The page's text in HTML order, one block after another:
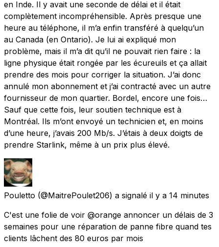
en Inde. Il y avait une seconde de délai et il était
complètement incompréhensible. Après presque une
heure au téléphone, il m’a enfin transféré à quelqu’un
au Canada (en Ontario). Je lui ai expliqué mon
problème, mais il m’a dit qu’il ne pouvait rien faire : la
ligne physique était rongée par les écureuils et ça allait
prendre des mois pour corriger la situation. J’ai donc
annulé mon abonnement et j’ai contracté avec un autre
fournisseur de mon quartier. Bordel, encore une fois…
Sauf que cette fois, leur soutien technique est à
Montréal. Ils m’ont envoyé un technicien et, en moins
d’une heure, j’avais 200 Mb/s. J’étais à deux doigts de
prendre Starlink, même à un prix plus élevé.
Pouletto (@MaitrePoulet206) a signalé il y a 14 minutes
C'est une folie de voir @orange annoncer un délais de 3
semaines pour une réparation de panne fibre quand tes
clients lâchent des 80 euros par mois